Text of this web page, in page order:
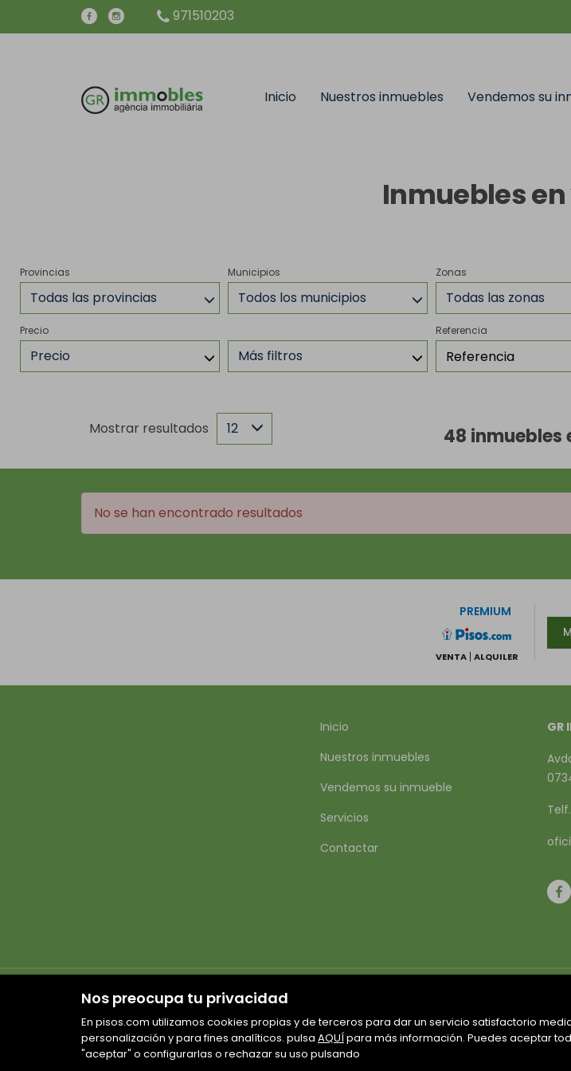
Nos preocupa tu privacidad
En pisos.com utilizamos cookies propias y de terceros para dar un servicio satisfactorio
personalización y para fines analíticos. pulsa AQUÍpara más información. Puedes aceptar
"aceptar" o configurarlas o rechazar su uso pulsando
971510203
Inicio Nuestros inmuebles Vendemos su
Inmuebles
Provincias
Todas las provincias
Municipios
Todos los municipios
Zonas
Todas las zonas
Precio
Precio Más filtros
Referencia
48 inmuebles
Mostrar resultados 12
No se han encontrado resultados
PREMIUM
VENTA ALQUILER
Inicio
Nuestros inmuebles
Vendemos su inmueble
Servicios
Contactar
GR